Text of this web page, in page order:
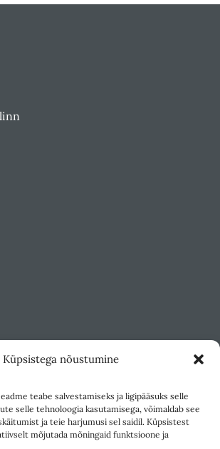
Küpsistega nõustumine
teabe salvestamiseks ja ligipääsuks selle
selle tehnoloogia kasutamisega, võimaldab see
ja teie harjumusi sel saidil. Küpsistest
mõjutada mõningaid funktsioone ja
1997
1989